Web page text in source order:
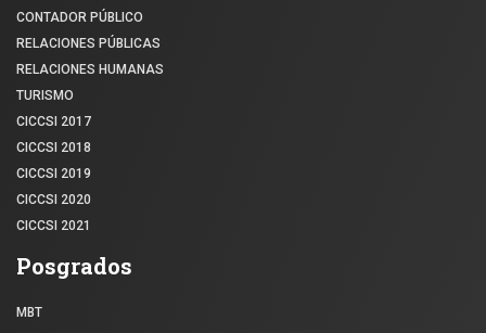
CONTADOR PÚBLICO
RELACIONES PÚBLICAS
RELACIONES HUMANAS
TURISMO
CICCSI 2017
CICCSI 2018
CICCSI 2019
CICCSI 2020
CICCSI 2021
Posgrados
MBT